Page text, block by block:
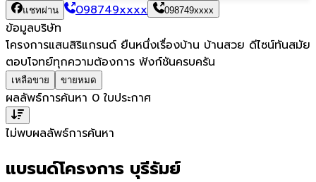
แชทผ่าน
098749xxxx 098749xxxx
ข้อมูลบริษัท
โครงการแสนสิริแกรนด์ ยืนหนึ่งเรื่องบ้าน บ้านสวย ดีไซน์ทันสมัย
ตอบโจทย์ทุกความต้องการ ฟังก์ชันครบครัน
เหลือขาย ขายหมด
ผลลัพธ์การค้นหา 0 ใบประกาศ
ไม่พบผลลัพธ์การค้นหา
แบรนด์โครงการ บุรีรัมย์